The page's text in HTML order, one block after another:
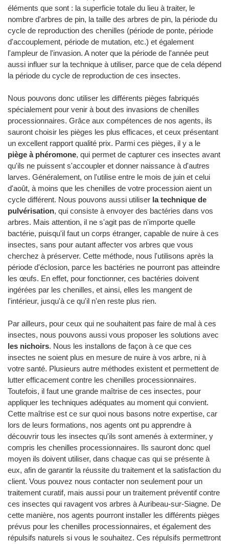
éléments que sont : la superficie totale du lieu à traiter, le
nombre d'arbres de pin, la taille des arbres de pin, la période du
cycle de reproduction des chenilles (période de ponte, période
d'accouplement, période de mutation, etc.) et également
l'ampleur de l'invasion. A noter que la période de l'année peut
aussi influer sur la technique à utiliser, parce que de cela dépend
la période du cycle de reproduction de ces insectes.
Nous pouvons donc utiliser les différents pièges fabriqués
spécialement pour venir à bout des invasions de chenilles
processionnaires. Grâce aux compétences de nos agents, ils
sauront choisir les pièges les plus efficaces, et ceux présentant
un excellent rapport qualité prix. Parmi ces pièges, il y a le
piège à phéromone, qui permet de capturer ces insectes avant
qu'ils ne puissent s'accoupler et donner naissance à d'autres
larves. Généralement, on l'utilise entre le mois de juin et celui
d'août, à moins que les chenilles de votre procession aient un
cycle différent. Nous pouvons aussi utiliser la technique de
pulvérisation, qui consiste à envoyer des bactéries dans vos
arbres. Mais attention, il ne s'agit pas de n'importe quelle
bactérie, puisqu'il faut un corps étranger, capable de nuire à ces
insectes, sans pour autant affecter vos arbres que vous
cherchez à préserver. Cette méthode, nous l'utilisons après la
période d'éclosion, parce les bactéries ne pourront pas atteindre
les œufs. En effet, pour fonctionner, ces bactéries doivent
ingérées par les chenilles, et ainsi, elles les mangent de
l'intérieur, jusqu'à ce qu'il n'en reste plus rien.
Par ailleurs, pour ceux qui ne souhaitent pas faire de mal à ces
insectes, nous pouvons aussi vous proposer les solutions avec
les nichoirs. Nous les installons de façon à ce que ces
insectes ne soient plus en mesure de nuire à vos arbre, ni à
votre santé. Plusieurs autre méthodes existent et permettent de
lutter efficacement contre les chenilles processionnaires.
Toutefois, il faut une grande maîtrise de ces insectes, pour
appliquer les techniques adéquates au moment qui convient.
Cette maîtrise est ce sur quoi nous basons notre expertise, car
lors de leurs formations, nos agents ont pu apprendre à
découvrir tous les insectes qu'ils sont amenés à exterminer, y
compris les chenilles processionnaires. Ils sauront donc quel
moyen ils doivent utiliser, dans chaque cas qui se présente à
eux, afin de garantir la réussite du traitement et la satisfaction du
client. Vous pouvez nous contacter non seulement pour un
traitement curatif, mais aussi pour un traitement préventif contre
ces insectes qui ravagent vos arbres à Auribeau-sur-Siagne. De
cette manière, nos agents pourront installer les différents pièges
prévus pour les chenilles processionnaires, et également des
répulsifs naturels si vous le souhaitez. Ces répulsifs permettront